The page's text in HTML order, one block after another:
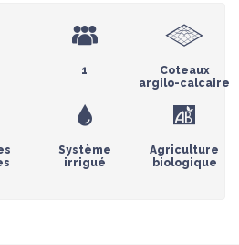
1
Coteaux
argilo-calcaire
Système
irrigué
Agriculture
biologique